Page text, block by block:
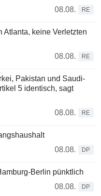
08.08.
RE
Atlanta, keine Verletzten
08.08.
RE
Pakistan und Saudi-
5 identisch, sagt
08.08.
RE
08.08.
DP
Berlin pünktlich
08.08.
DP